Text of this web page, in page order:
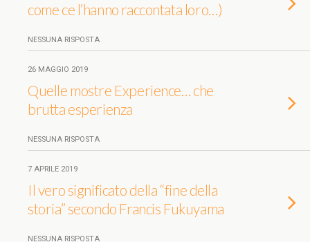
come ce l’hanno raccontata loro…)
NESSUNA RISPOSTA
26 MAGGIO 2019
Quelle mostre Experience… che
brutta esperienza
NESSUNA RISPOSTA
7 APRILE 2019
Il vero significato della “fine della
storia” secondo Francis Fukuyama
NESSUNA RISPOSTA